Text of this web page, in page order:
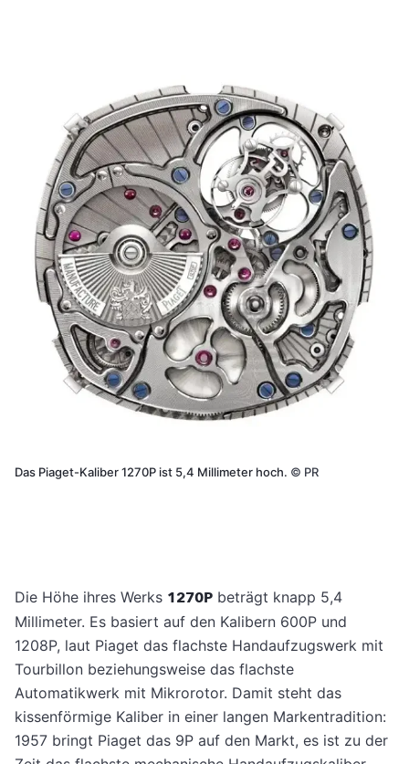
Das Piaget-Kaliber 1270P ist 5,4 Millimeter hoch. © PR
Die Höhe ihres Werks 1270P beträgt knapp 5,4
Millimeter. Es basiert auf den Kalibern 600P und
1208P, laut Piaget das flachste Handaufzugswerk mit
Tourbillon beziehungsweise das flachste
Automatikwerk mit Mikrorotor. Damit steht das
kissenförmige Kaliber in einer langen Markentradition:
1957 bringt Piaget das 9P auf den Markt, es ist zu der